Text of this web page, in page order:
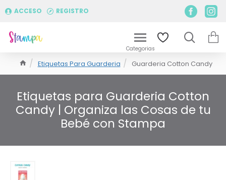
ACCESO REGISTRO
Etiquetas Para Guarderia Guarderia Cotton Candy
Etiquetas para Guarderia Cotton
Candy | Organiza las Cosas de tu
Bebé con Stampa